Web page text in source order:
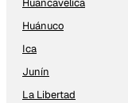
Huánuco
Ica
Junín
La Libertad